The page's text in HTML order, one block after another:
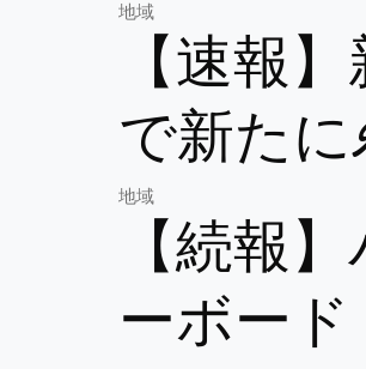
地域
【速報
で新た
地域
【続報
ーボー